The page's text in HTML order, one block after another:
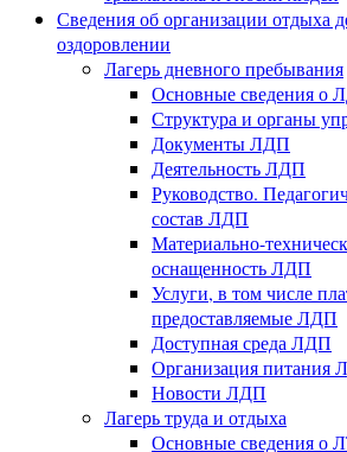
Сведения об организации отдыха
оздоровлении
Лагерь дневного пребывания
Основные сведения о
Структура и органы
Документы ЛДП
Деятельность ЛДП
Руководство.
состав ЛДП
Материально-
оснащенность ЛДП
Услуги, в том числе
предоставляемые ЛДП
Доступная среда ЛДП
Организация питания
Новости ЛДП
Лагерь труда и отдыха
Основные сведения о